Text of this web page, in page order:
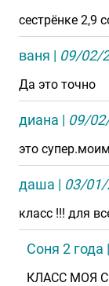
сестрёнке 2,9
ваня | 09/02/
Да это точно
диана | 09/
это
даша | 03/01/
класс !!! для
Соня 2 года |
КЛАСС МОЯ